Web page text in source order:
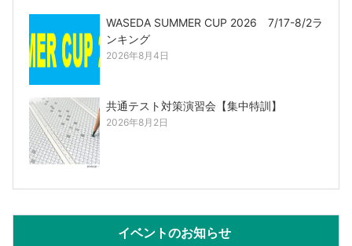
WASEDA SUMMER CUP 2026 7/17-8/2ラ
ンキング
2026年8月4日
共通テスト対策演習会【集中特訓】
2026年8月2日
イベントのお知らせ